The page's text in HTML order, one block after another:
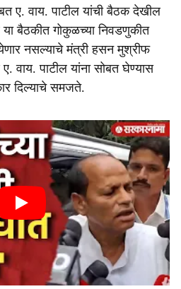
ए. वाय. पाटील यांची बैठक देखील
या बैठकीत गोकुळच्या निवडणुकीत
नसल्याचे मंत्री हसन मुश्रीफ
वाय. पाटील यांना सोबत घेण्यास
दिल्याचे समजते.